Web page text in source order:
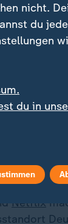
auch
Recht
Netflix
nicht.
du
du in